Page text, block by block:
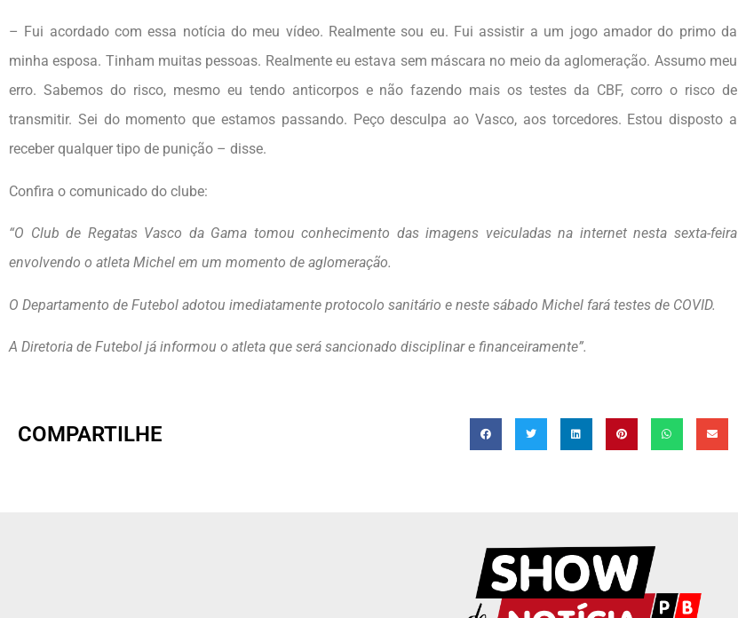
– Fui acordado com essa notícia do meu vídeo. Realmente sou eu. Fui assistir a um jogo amador do primo da
minha esposa. Tinham muitas pessoas. Realmente eu estava sem máscara no meio da aglomeração. Assumo meu
erro. Sabemos do risco, mesmo eu tendo anticorpos e não fazendo mais os testes da CBF, corro o risco de
transmitir. Sei do momento que estamos passando. Peço desculpa ao Vasco, aos torcedores. Estou disposto a
receber qualquer tipo de punição – disse.
Confira o comunicado do clube:
“O Club de Regatas Vasco da Gama tomou conhecimento das imagens veiculadas na internet nesta sexta-feira
envolvendo o atleta Michel em um momento de aglomeração.
O Departamento de Futebol adotou imediatamente protocolo sanitário e neste sábado Michel fará testes de COVID.
A Diretoria de Futebol já informou o atleta que será sancionado disciplinar e financeiramente”.
COMPARTILHE